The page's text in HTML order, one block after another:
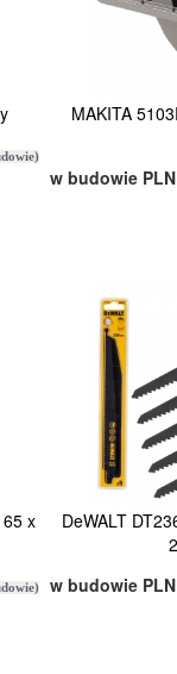
MAKITA
w budowie
x
DeWALT
w budowie